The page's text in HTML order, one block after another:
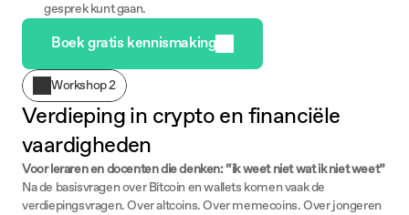
gesprek kunt gaan.
Boek gratis kennismaking
Workshop 2
Verdieping in crypto en financiële
vaardigheden
Voor leraren en docenten die denken: “ik weet niet wat ik niet weet”
Na de basisvragen over Bitcoin en wallets komen vaak de
verdiepingsvragen. Over altcoins. Over memecoins. Over jongeren